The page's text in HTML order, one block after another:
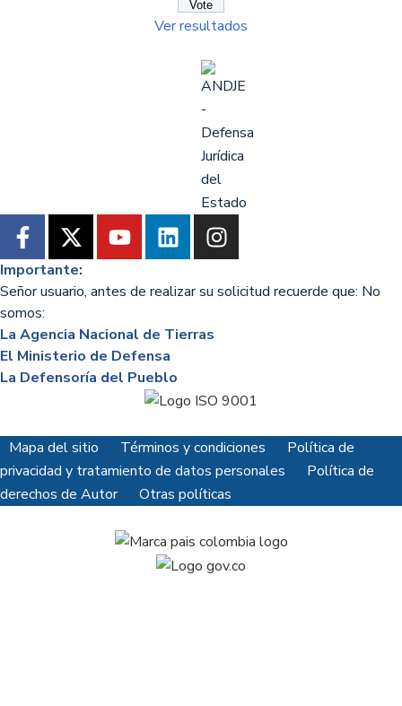
Ver resultados
Importante:
Señor usuario, antes de realizar su solicitud recuerde que: No
somos:
La Agencia Nacional de Tierras
El Ministerio de Defensa
La Defensoría del Pueblo
Mapa del sitio Términos y condiciones
Política de
privacidad y tratamiento de datos personales
Política de
derechos de Autor
Otras políticas